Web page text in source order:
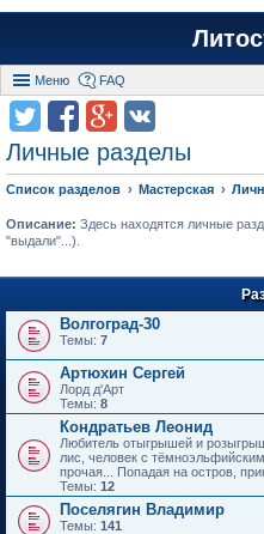
Меню FAQ
Личные разделы
Список разделов Мастерская
Описание: Здесь находятся личные
"выдали"...).
Волгоград-30
Темы: 7
Артюхин Сергей
Лорд д'Арт
Темы: 8
Кондратьев Леонид
Любитель отыгрышей и
лис, человек с
прочая... Попадая на остров,
Темы: 12
Поселягин Владимир
Темы: 141